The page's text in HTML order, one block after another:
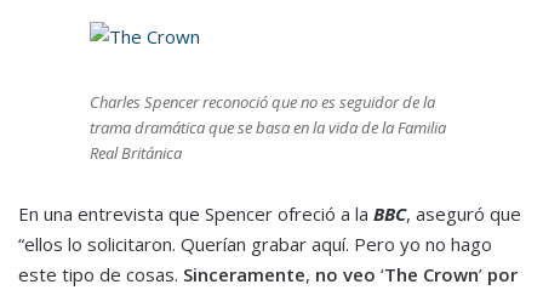
Charles Spencer reconoció que no es seguidor de la
trama dramática que se basa en la vida de la Familia
Real Británica
En una entrevista que Spencer ofreció a la BBC, aseguró que
“ellos lo solicitaron. Querían grabar aquí. Pero yo no hago
este tipo de cosas. Sinceramente, no veo ‘The Crown’ por